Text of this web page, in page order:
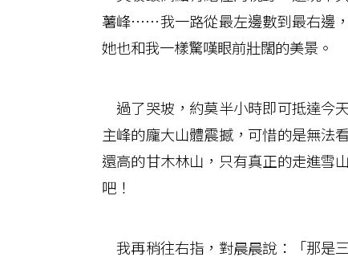
薯峰……我一路從最左邊數到最右邊
她也和我一樣驚嘆眼前壯闊的美景。
過了哭坡，約莫半小時即可抵達今
主峰的龐大山體震撼，可惜的是無法
還高的甘木林山，只有真正的走進雪
吧！
我再稍往右指，對晨晨說：「那是